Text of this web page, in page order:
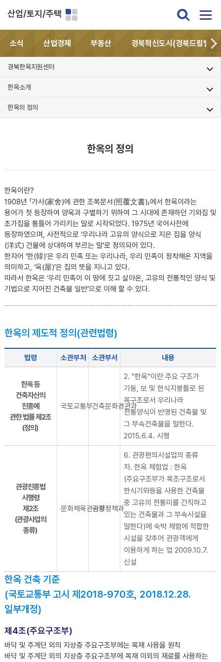
산업/토지/주택
소식 산업경제 부동산 경북혁신도시(경북드림밸리)
경북한옥지원센터
한옥소개
한옥의 정의
한옥의 정의
한옥이란?
1908년 「가사(家舍)에 관한 조복문서(照覆文書)」에서 한옥이라는
용어가 첫 등장하여 양옥과 구별하기 위하여 그 시대에 존재하던 기와집 및
초가집을 통틀어 가리키는 말로 시작되었다. 1975년 국어사전에
등장하였으며, 사전적으로 ‘우리나라 고유의 양식으로 지은 집을 양식
(洋式) 건물에 상대하여 부르는 말’로 정의되어 있다.
한자어 ‘한(韓)’은 우리 민족 또는 우리나라, 우리 민족이 정착해온 지역을
의미하고, ‘옥(屋)’은 집의 뜻을 지니고 있다.
따라서 한옥은 ‘우리 민족이 이 땅에 짓고 살아온, 고유의 전통적인 양식 및
기법으로 지어진 건축물 일반’으로 이해 할 수 있다.
한옥의 제도적 정의(관련법령)
법령 소관부처 소관부서 내용
한옥 등
건축자산의
진흥에
관한 법률 제2조
(정의)
국토교통부건축문화경관과
2. "한옥"이란 주요 구조가
기둥, 보 및 한식지붕틀로 된
목구조로서 우리나라
전통양식이 반영된 건축물 및
그 부속건축물을 말한다.
2015.6.4. 시행
관광진흥법
시행령
제2조
(관광사업의
종류)
문화체육관광부관광정책과
6. 관광편의시설업의 종류
차. 한옥 체험업 : 한옥
(주요구조부가 목조구조로서
한식기와등을 사용한 건축물
중 고유의 전통미를 간직하고
있는 건축물과 그 부속시설을
말한다)에 숙박 체험에 적합한
시설을 갖추어 관광객에게
이용하게 하는 업 2009.10.7.
신설
한옥 건축 기준
(국토교통부 고시 제2018-970호, 2018.12.28.
일부개정)
제4조(주요구조부)
바닥 및 주계단 외의 지상층 주요구조부에는 목재 사용을 원칙
바닥 및 주계단 외의 지상층 주요구조부에 목재 이외의 재료를 사용하는